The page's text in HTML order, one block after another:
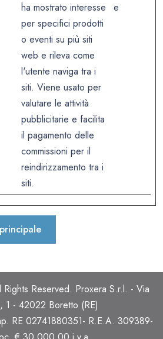
ha mostrato interesse
per specifici prodotti
o eventi su più siti
web e rileva come
l'utente naviga tra i
siti. Viene usato per
valutare le attività
pubblicitarie e facilita
il pagamento delle
commissioni per il
reindirizzamento tra i
siti.
e
Reserved. Proxera S.r.l. - Via
1 - 42022 Boretto (RE)
RE 02741880351- R.E.A. 309389-